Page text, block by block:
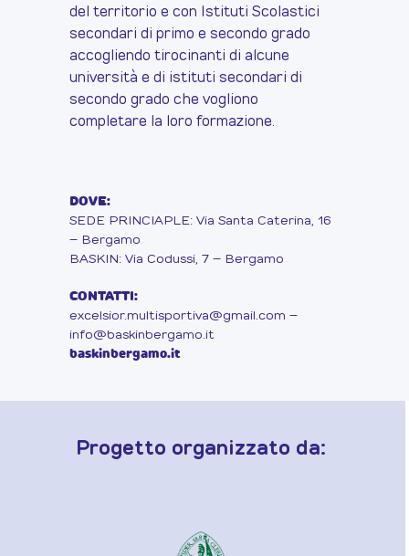
del territorio e con Istituti Scolastici
secondari di primo e secondo grado
accogliendo tirocinanti di alcune
università e di istituti secondari di
secondo grado che vogliono
completare la loro formazione.
DOVE:
SEDE PRINCIAPLE: Via Santa Caterina, 16
– Bergamo
BASKIN: Via Codussi, 7 – Bergamo
CONTATTI:
excelsior.multisportiva@gmail.com –
info@baskinbergamo.it
baskinbergamo.it
Progetto organizzato da: